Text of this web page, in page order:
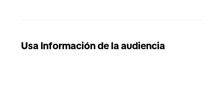
Usa Información de la audiencia